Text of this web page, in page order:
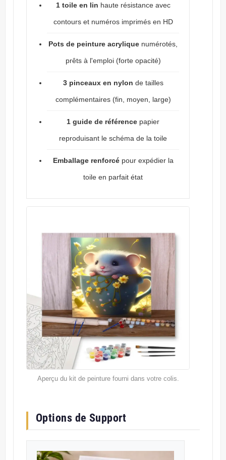
1 toile en lin haute résistance avec
contours et numéros imprimés en HD
Pots de peinture acrylique numérotés,
prêts à l'emploi (forte opacité)
3 pinceaux en nylon de tailles
complémentaires (fin, moyen, large)
1 guide de référence papier
reproduisant le schéma de la toile
Emballage renforcépour expédier la
toile en parfait état
Aperçu du kit de peinture fourni dans votre colis.
Options de Support